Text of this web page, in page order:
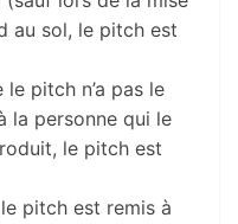
au sol, le pitch est
pitch n’a pas le
la personne qui le
le pitch est
pitch est remis à